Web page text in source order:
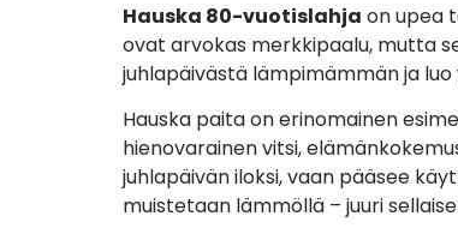
Hauska 80-vuotislahja on upea
ovat arvokas merkkipaalu, mutta
juhlapäivästä lämpimämmän ja luo
Hauska paita on erinomainen
hienovarainen vitsi,
juhlapäivän iloksi, vaan pääsee
muistetaan lämmöllä – juuri